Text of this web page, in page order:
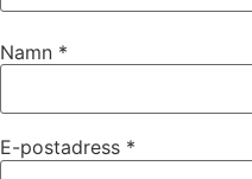
Namn *
E-postadress *